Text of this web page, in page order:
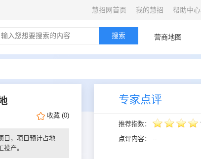
慧招网首页 我的慧招 帮助中心
首页 营商地图
搜索
专家点评
推荐指数：
点评内容： --
收藏 (0)
目，项目预计占地
产。